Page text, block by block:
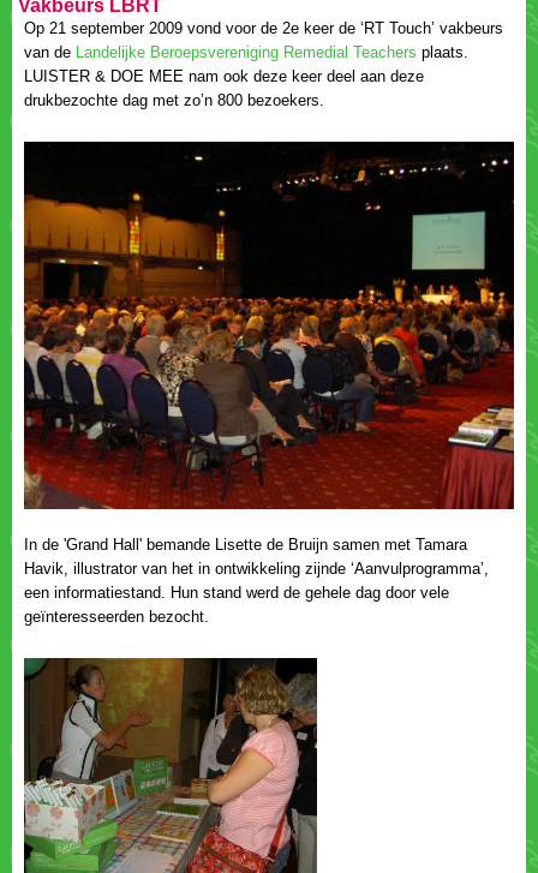
Op 21 september 2009 vond voor de 2e keer de ‘RT Touch’ vakbeurs
van de
plaats.
LUISTER & DOE MEE nam ook deze keer deel aan deze
drukbezochte dag met zo’n 800 bezoekers.
In de 'Grand Hall' bemande Lisette de Bruijn samen met Tamara
Havik, illustrator van het in ontwikkeling zijnde ‘Aanvulprogramma’,
een informatiestand. Hun stand werd de gehele dag door vele
geïnteresseerden bezocht.